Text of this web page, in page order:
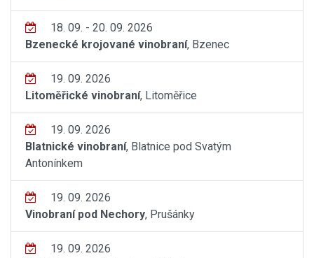
18. 09. - 20. 09. 2026
Bzenecké krojované vinobraní, Bzenec
19. 09. 2026
Litoměřické vinobraní, Litoměřice
19. 09. 2026
Blatnické vinobraní, Blatnice pod Svatým
Antonínkem
19. 09. 2026
Vinobraní pod Nechory, Prušánky
19. 09. 2026